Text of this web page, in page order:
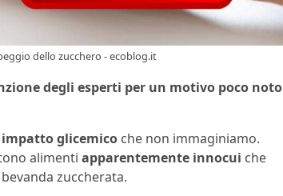
dello zucchero - ecoblog.it
degli esperti per un motivo poco noto
impatto glicemico che non immaginiamo.
alimenti apparentemente innocui che
zuccherata.